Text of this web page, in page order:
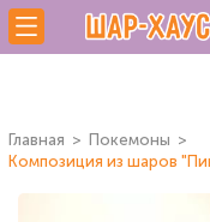
Главная
Покемоны
Композиция из шаров